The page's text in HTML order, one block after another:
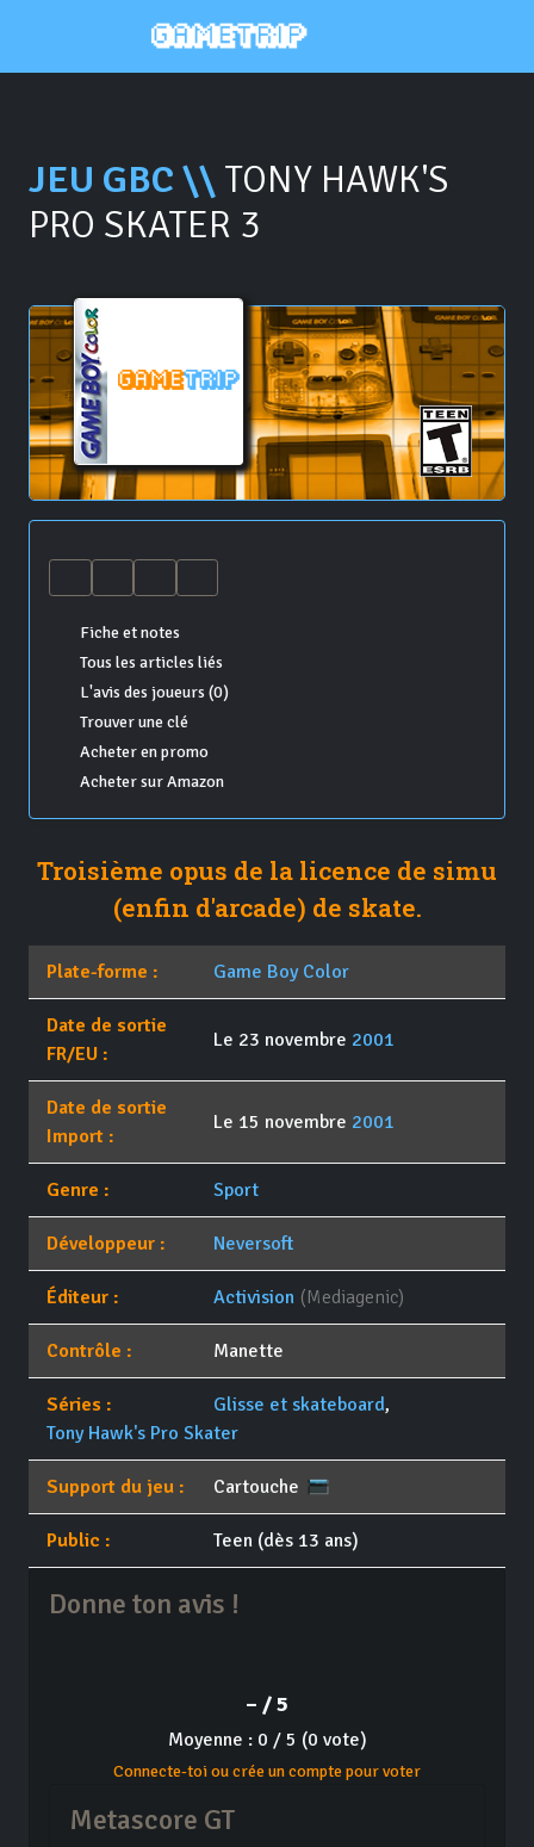
JEU GBC \\ TONY HAWK'S
PRO SKATER 3
Fiche et notes
Tous les articles liés
L'avis des joueurs (0)
Trouver une clé
Acheter en promo
Acheter sur Amazon
Troisième opus de la licence de simu
(enfin d'arcade) de skate.
Plate-forme : Game Boy Color
Date de sortie
FR/EU :
Le 23 novembre 2001
Date de sortie
Import :
Le 15 novembre 2001
Genre : Sport
Développeur : Neversoft
Éditeur : Activision (Mediagenic)
Contrôle : Manette
Séries : Glisse et skateboard,
Tony Hawk's Pro Skater
Support du jeu : Cartouche
Public : Teen (dès 13 ans)
Donne ton avis !
– / 5
Moyenne : 0 / 5 (0 vote)
Connecte-toi ou crée un compte pour voter
Metascore GT